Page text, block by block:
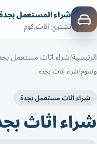
شراء المستعمل
نشتري اثاث.كوم
الرئيسية شراء اثاث مستعمل
وسوم شراء اثاث بجده
شراء اثاث مستعمل بجدة
شراء اثاث